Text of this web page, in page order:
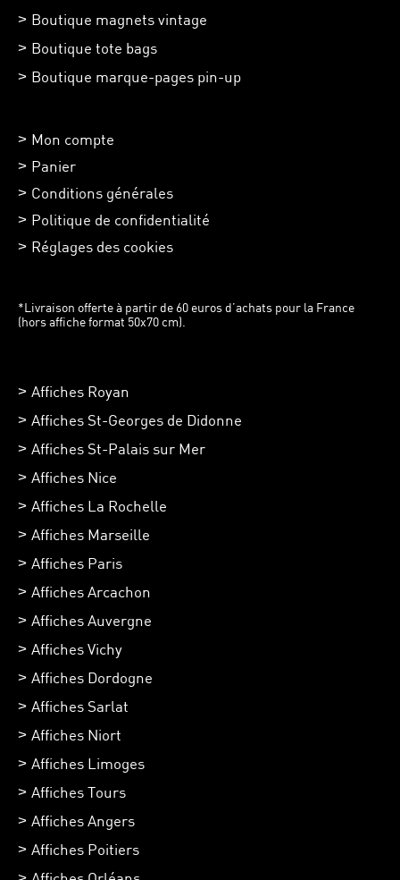
Boutique magnets vintage
Boutique tote bags
Boutique marque-pages pin-up
Mon compte
Panier
Conditions générales
Politique de confidentialité
Réglages des cookies
*Livraison offerte à partir de 60 euros d’achats pour la France
(hors affiche format 50x70 cm).
Affiches Royan
Affiches St-Georges de Didonne
Affiches St-Palais sur Mer
Affiches Nice
Affiches La Rochelle
Affiches Marseille
Affiches Paris
Affiches Arcachon
Affiches Auvergne
Affiches Vichy
Affiches Dordogne
Affiches Sarlat
Affiches Niort
Affiches Limoges
Affiches Tours
Affiches Angers
Affiches Poitiers